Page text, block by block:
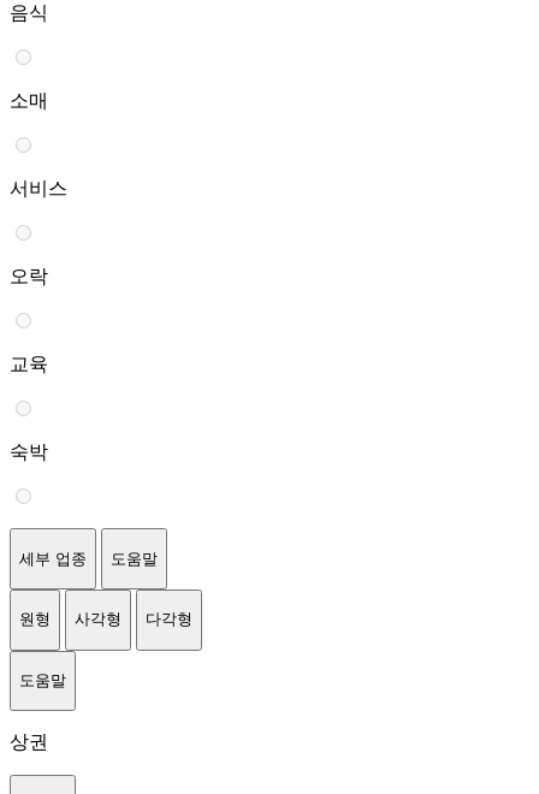
음식
소매
서비스
오락
교육
숙박
세부 업종 도움말
원형 사각형 다각형
도움말
상권